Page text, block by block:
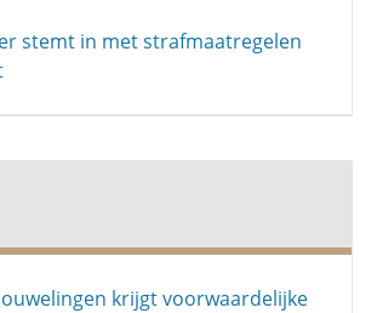
stemt in met strafmaatregelen
krijgt voorwaardelijke